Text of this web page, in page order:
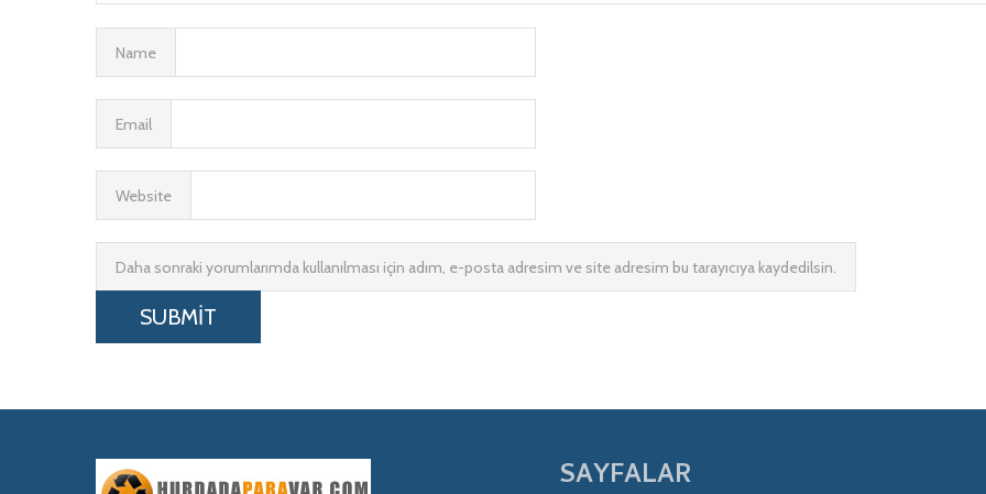
Name
Email
Website
Daha sonraki yorumlarımda kullanılması için adım, e-posta adresim ve site adresim bu tarayıcıya kaydedilsin.
SAYFALAR